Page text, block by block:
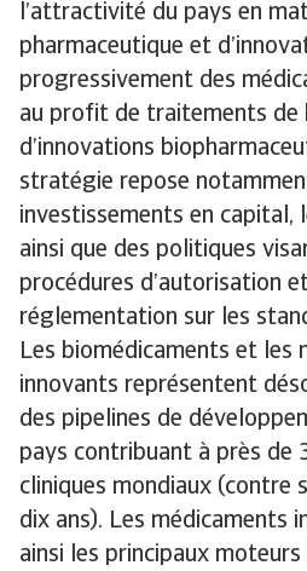
l’attractivité du pays en
pharmaceutique et
progressivement des
au profit de traitements de
d’innovations
stratégie repose
investissements en capital,
ainsi que des politiques
procédures d’autorisation
réglementation sur les
Les biomédicaments et les
innovants représentent
des pipelines de
pays contribuant à près de
cliniques mondiaux (contre
dix ans). Les médicaments
ainsi les principaux moteurs